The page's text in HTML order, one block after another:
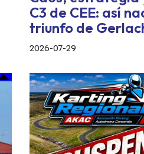
C3 de CEE: así
triunfo de
2026-07-29